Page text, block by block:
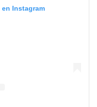
Instagram